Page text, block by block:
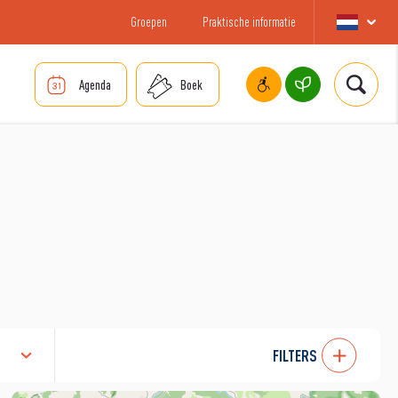
Groepen Praktische informatie
Agenda Boek
FILTERS